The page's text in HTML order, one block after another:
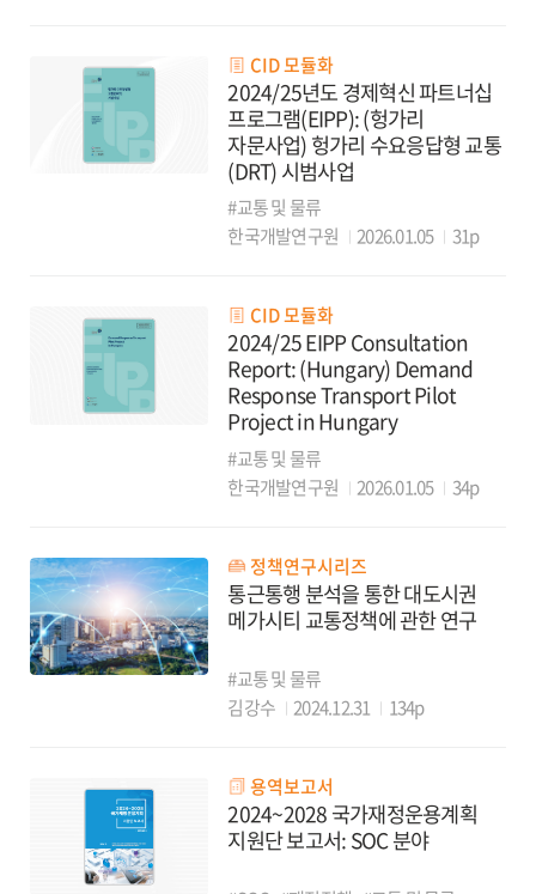
CID 모듈화
2024/25년도 경제혁신 파트너십
프로그램(EIPP): (헝가리
자문사업) 헝가리 수요응답형 교통
(DRT) 시범사업
#교통 및 물류
한국개발연구원
2026.01.05 31p
CID 모듈화
2024/25 EIPP Consultation
Report: (Hungary) Demand
Response Transport Pilot
Project in Hungary
#교통 및 물류
한국개발연구원
2026.01.05 34p
정책연구시리즈
통근통행 분석을 통한 대도시권
메가시티 교통정책에 관한 연구
#교통 및 물류
김강수
2024.12.31 134p
용역보고서
2024~2028 국가재정운용계획
지원단 보고서: SOC 분야